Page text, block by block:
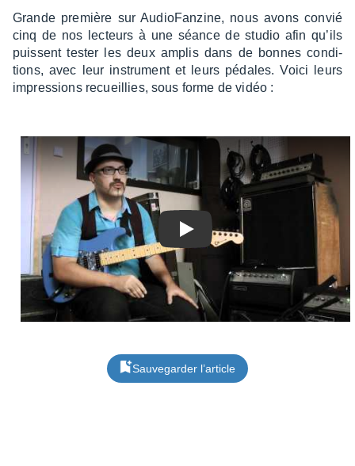
Grande première sur Audio­Fan­zine, nous avons convié
cinq de nos lecteurs à une séance de studio afin qu’ils
puissent tester les deux amplis dans de bonnes condi­
tions, avec leur instru­ment et leurs pédales. Voici leurs
impres­sions recueillies, sous forme de vidéo :
Play
Sauvegarder l’article